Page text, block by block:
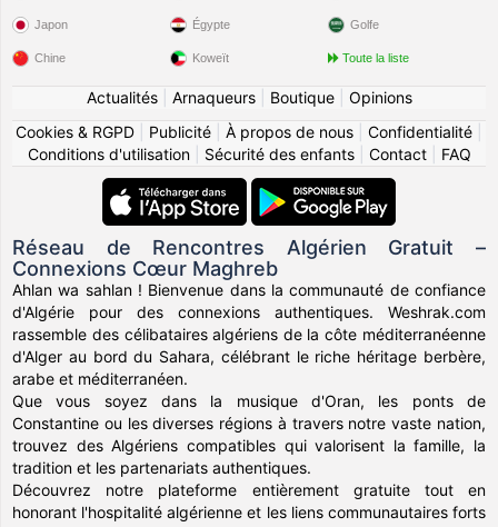
Japon
Chine
Égypte
Koweït
Golfe
Toute la liste
Actualités| Arnaqueurs| Boutique| Opinions
Cookies & RGPD
Publicité À propos de nous Confidentialité
Conditions d'utilisation| Sécurité des enfants| Contact| FAQ
Réseau de Rencontres Algérien Gratuit –
Connexions Cœur Maghreb
Ahlan wa sahlan ! Bienvenue dans la communauté de confiance
d'Algérie pour des connexions authentiques. Weshrak.com
rassemble des célibataires algériens de la côte méditerranéenne
d'Alger au bord du Sahara, célébrant le riche héritage berbère,
arabe et méditerranéen.
Que vous soyez dans la musique d'Oran, les ponts de
Constantine ou les diverses régions à travers notre vaste nation,
trouvez des Algériens compatibles qui valorisent la famille, la
tradition et les partenariats authentiques.
Découvrez notre plateforme entièrement gratuite tout en
honorant l'hospitalité algérienne et les liens communautaires forts